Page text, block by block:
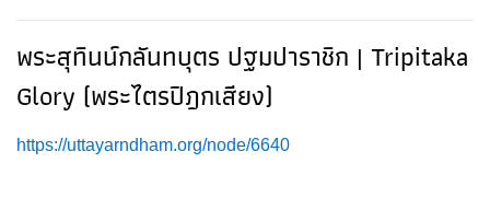
พระสุทินน์กลันทบุตร ปฐมปาราชิก | Tripitaka
Glory (พระไตรปิฎกเสียง)
https://uttayarndham.org/node/6640